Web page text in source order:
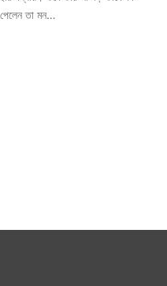
পেলেন তা মন…